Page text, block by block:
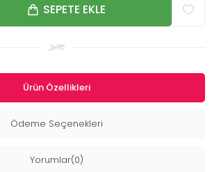
SEPETE EKLE
Ürün Özellikleri
Ödeme Seçenekleri
Yorumlar(0)